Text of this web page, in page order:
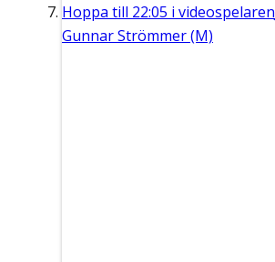
Hoppa till 22:05 i videospelaren
Gunnar Strömmer (M)